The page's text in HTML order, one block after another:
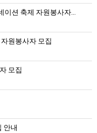
이션 축제 자원봉사자…
원봉사자 모집
모집
안내